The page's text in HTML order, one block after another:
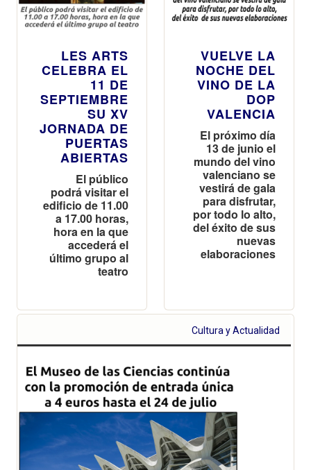
LES ARTS
CELEBRA EL
11 DE
SEPTIEMBRE
SU XV
JORNADA DE
PUERTAS
ABIERTAS
El público
podrá visitar el
edificio de 11.00
a 17.00 horas,
hora en la que
accederá el
último grupo al
teatro
VUELVE LA
NOCHE DEL
VINO DE LA
DOP
VALENCIA
El próximo día
13 de junio el
mundo del vino
valenciano se
vestirá de gala
para disfrutar,
por todo lo alto,
del éxito de sus
nuevas
elaboraciones
Cultura y Actualidad